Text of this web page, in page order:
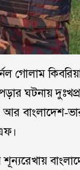
গোলাম
ঘটনায়
আর বাংলাদেশ-
শূন্যরেখায়